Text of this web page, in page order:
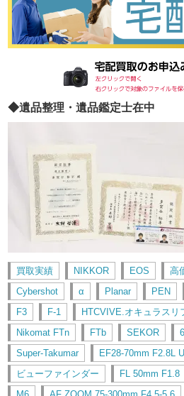
◆遺品整理・遺品鑑定士在中
買取実績 NIKKOR EOS 高
Cybershot
α Planar PEN
F3
F-1 HTCVIVE.オキュラスリ
Nikomat FTn
FTb SEKOR
Super-Takumar
EF28-70mm F2.8L
ビューファインダー
FL 50mm F1.8